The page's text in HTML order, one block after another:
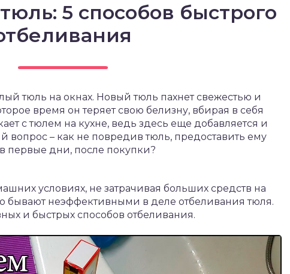
5 способов быстрого
тюль на окнах. Новый тюль пахнет свежестью и
время он теряет свою белизну, вбирая в себя
с тюлем на кухне, ведь здесь еще добавляется и
вопрос – как не повредив тюль, предоставить ему
первые дни, после покупки?
условиях, не затрачивая больших средств на
бывают неэффективными в деле отбеливания тюля.
и быстрых способов отбеливания.